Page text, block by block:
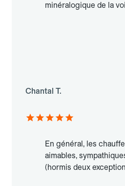
minéralogique de la
Chantal T.
En général, les
aimables,
(hormis deux